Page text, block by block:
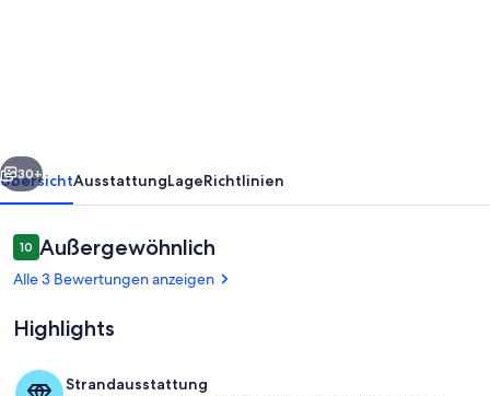
place
to
swim
terraces
Weiter
30+
ÜbersichtAusstattungLageRichtlinien
Bewertungen
1010 von 10.
Außergewöhnlich
Alle 3 Bewertungen anzeigen
Highlights
Strandausstattung